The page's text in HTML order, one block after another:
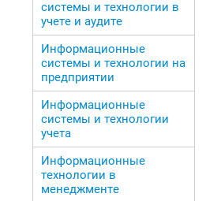
системы и технологии в
учете и аудите
Информационные
системы и технологии на
предприятии
Информационные
системы и технологии
учета
Информационные
технологии в
менеджменте